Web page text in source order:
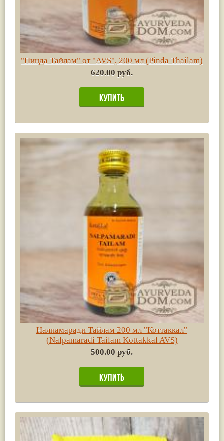
"Пинда Тайлам" от "AVS", 200 мл (Pinda Thailam)
620.00 руб.
Налпамаради Тайлам 200 мл "Коттаккал"
(Nalpamaradi Tailam Kottakkal AVS)
500.00 руб.